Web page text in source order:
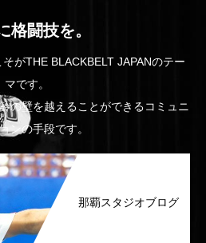
格闘技を。
そがTHE BLACKBELT JAPANのテー
マです。
の壁を越えることができるコミュニ
ンの手段です。
那覇スタジオブログ